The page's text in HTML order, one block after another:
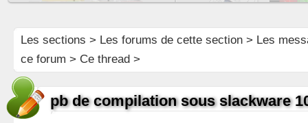
Les sections > Les forums de cette section> Les
ce forum > Ce thread >
pb de compilation sous slackware